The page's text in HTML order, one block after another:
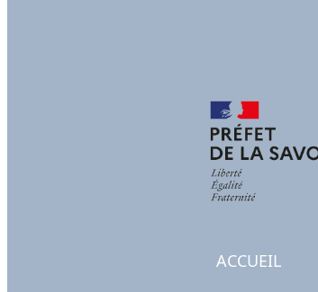
ACCUEIL